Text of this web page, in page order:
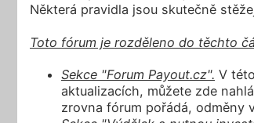
Některá pravidla jsou skutečně
Toto fórum je rozděleno do těchto
Sekce "Forum Payout.cz". V
aktualizacích, můžete zde
zrovna fórum pořádá, odměny